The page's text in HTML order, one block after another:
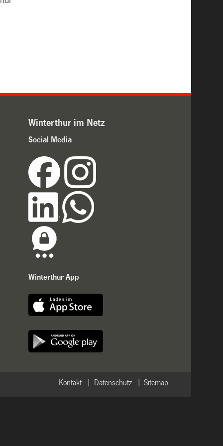
Winterthur im Netz
Social Media
Winterthur App
Sitemap
Datenschutz
Kontakt